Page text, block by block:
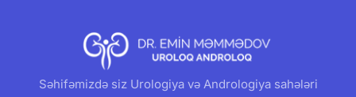
Səhifəmizdə siz Urologiya və Andrologiya sahələri